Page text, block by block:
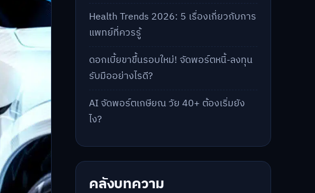
Health Trends 2026: 5 เรื่องเกี่ยวกับการ
แพทย์ที่ควรรู้
ดอกเบี้ยขาขึ้นรอบใหม่! จัดพอร์ตหนี้-ลงทุน
รับมืออย่างไรดี?
AI จัดพอร์ตเกษียณ วัย 40+ ต้องเริ่มยัง
ไง?
คลังบทความ